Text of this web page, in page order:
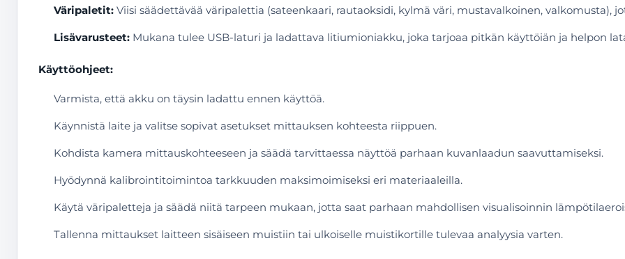
Väripaletit: Viisi säädettävää väripalettia (sateenkaari, rautaoksidi, kylmä väri, mustavalkoinen,
Lisävarusteet: Mukana tulee USB-laturi ja ladattava litiumioniakku, joka tarjoaa pitkän käyttöiän ja helpon
Käyttöohjeet:
Varmista, että akku on täysin ladattu ennen käyttöä.
Käynnistä laite ja valitse sopivat asetukset mittauksen kohteesta riippuen.
Kohdista kamera mittauskohteeseen ja säädä tarvittaessa näyttöä parhaan kuvanlaadun saavuttamiseksi.
Hyödynnä kalibrointitoimintoa tarkkuuden maksimoimiseksi eri materiaaleilla.
Käytä väripaletteja ja säädä niitä tarpeen mukaan, jotta saat parhaan mahdollisen visualisoinnin
Tallenna mittaukset laitteen sisäiseen muistiin tai ulkoiselle muistikortille tulevaa analyysia varten.